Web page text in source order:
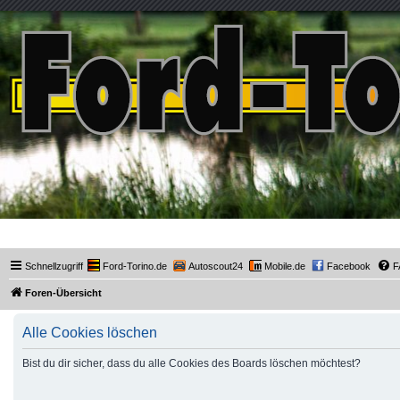
Ford-Torino.de
Schnellzugriff Ford-Torino.de Autoscout24 Mobile.de Facebook
Foren-Übersicht
Alle Cookies löschen
Bist du dir sicher, dass du alle Cookies des Boards löschen möchtest?